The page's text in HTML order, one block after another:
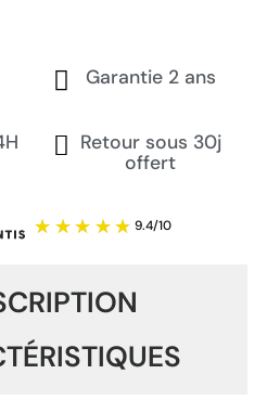
Garantie 2 ans
Retour sous 30j
offert